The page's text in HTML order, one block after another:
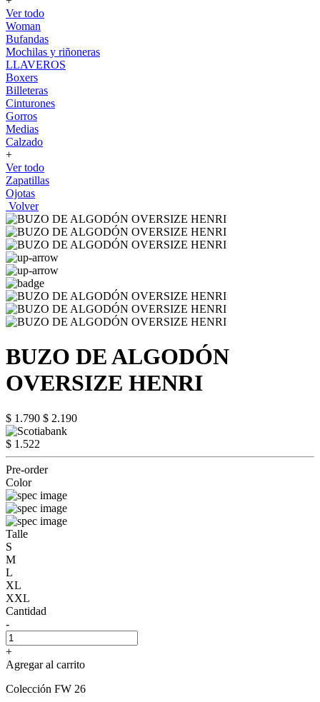
Ver todo
Woman
Bufandas
Mochilas y riñoneras
LLAVEROS
Boxers
Billeteras
Cinturones
Gorros
Medias
Calzado
+
Ver todo
Zapatillas
Ojotas
Volver
BUZO DE ALGODÓN
OVERSIZE HENRI
$ 1.790 $ 2.190
$ 1.522
Pre-order
Color
Talle
S
M
L
XL
XXL
Cantidad
-
+
Agregar al carrito
Colección FW 26